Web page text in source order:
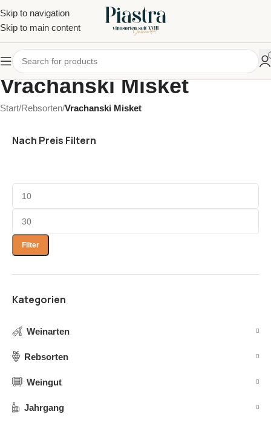
Skip to navigation
Skip to main content
Vrachanski Misket
Start/Rebsorten/Vrachanski Misket
Nach Preis Filtern
Filter
Kategorien
Weinarten
Rebsorten
Weingut
Jahrgang